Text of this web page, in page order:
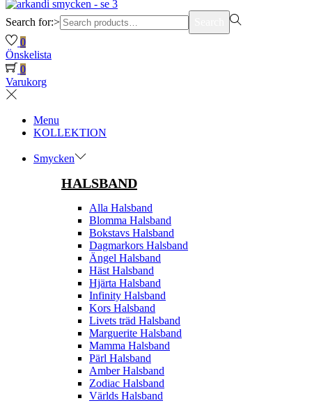
Search for:>
0
Önskelista
0
Varukorg
Menu
KOLLEKTION
Smycken
HALSBAND
Alla Halsband
Blomma Halsband
Bokstavs Halsband
Dagmarkors Halsband
Ängel Halsband
Häst Halsband
Hjärta Halsband
Infinity Halsband
Kors Halsband
Livets träd Halsband
Marguerite Halsband
Mamma Halsband
Pärl Halsband
Amber Halsband
Zodiac Halsband
Världs Halsband